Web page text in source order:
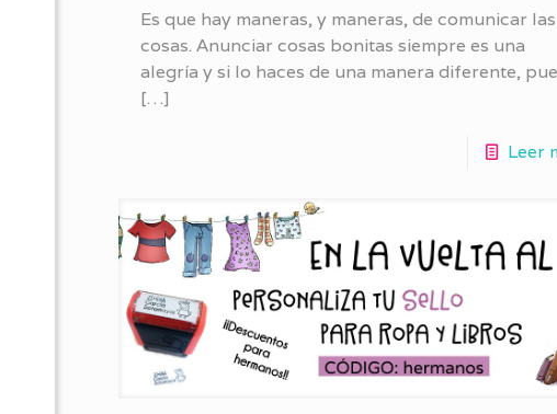
Es que hay maneras, y maneras, de comunicar las
cosas. Anunciar cosas bonitas siempre es una
alegría y si lo haces de una manera diferente,
[…]
Leer